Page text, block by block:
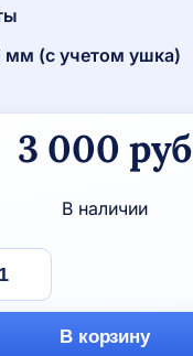
мм (с учетом ушка)
3 000 руб
В наличии
В корзину